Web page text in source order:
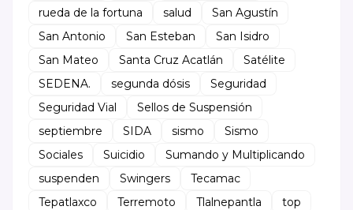
rueda de la fortuna
salud
San Agustín
San Antonio
San Esteban
San Isidro
San Mateo
Santa Cruz Acatlán
Satélite
SEDENA.
segunda dósis
Seguridad
Seguridad Vial
Sellos de Suspensión
septiembre
SIDA sismo
Sismo
Sociales
Suicidio
Sumando y Multiplicando
suspenden
Swingers
Tecamac
Tepatlaxco
Terremoto Tlalnepantla
top